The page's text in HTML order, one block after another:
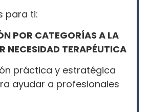
para ti:
POR CATEGORÍAS A LA
NECESIDAD TERAPÉUTICA
práctica y estratégica
ayudar a profesionales